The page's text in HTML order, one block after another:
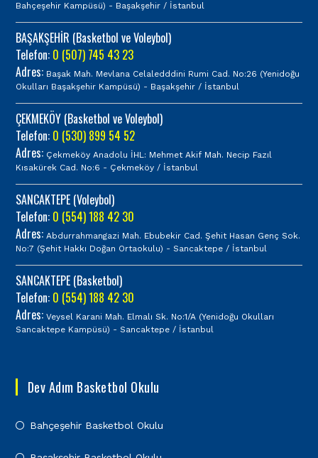
Bahçeşehir Kampüsü) - Başakşehir / İstanbul
BAŞAKŞEHİR (Basketbol ve Voleybol)
Telefon: 0 (507) 745 43 23
Adres:Başak Mah. Mevlana Celaledddini Rumi Cad. No:26 (Yenidoğu
Okulları Başakşehir Kampüsü) - Başakşehir / İstanbul
ÇEKMEKÖY (Basketbol ve Voleybol)
Telefon: 0 (530) 899 54 52
Adres:Çekmeköy Anadolu İHL: Mehmet Akif Mah. Necip Fazıl
Kısakürek Cad. No:6 - Çekmeköy / İstanbul
SANCAKTEPE (Voleybol)
Telefon: 0 (554) 188 42 30
Adres:Abdurrahmangazi Mah. Ebubekir Cad. Şehit Hasan Genç Sok.
No:7 (Şehit Hakkı Doğan Ortaokulu) - Sancaktepe / İstanbul
SANCAKTEPE (Basketbol)
Telefon: 0 (554) 188 42 30
Adres:Veysel Karani Mah. Elmalı Sk. No:1/A (Yenidoğu Okulları
Sancaktepe Kampüsü) - Sancaktepe / İstanbul
Dev Adım Basketbol Okulu
Bahçeşehir Basketbol Okulu